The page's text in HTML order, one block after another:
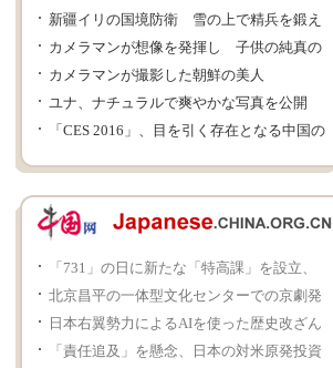
新疆イリの国境防衛 雪の上で精兵を鍛え
る
カメラマンが想像を発揮し 子供の純真の
夢を叶える
カメラマンが撮影した朝鮮の美人
ユナ、ナチュラルで爽やかな写真を公開
「CES 2016」、目を引く存在となる中国の